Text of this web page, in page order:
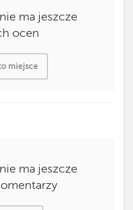
ma jeszcze
ocen
miejsce
ma jeszcze